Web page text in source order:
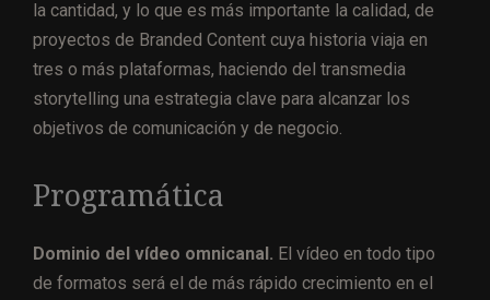
la cantidad, y lo que es más importante la calidad, de
proyectos de Branded Content cuya historia viaja en
tres o más plataformas, haciendo del transmedia
storytelling una estrategia clave para alcanzar los
objetivos de comunicación y de negocio.
Programática
Dominio del vídeo omnicanal. El vídeo en todo tipo
de formatos será el de más rápido crecimiento en el